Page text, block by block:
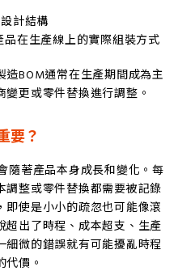
計結構
在生產線上的實際組裝方式
BOM通常在生產期間成為主
更或零件替換進行調整。
要？
隨著產品本身成長和變化。每
整或零件替換都需要被記錄
使是小小的疏忽也可能像滾
出了時程、成本超支、生產
微的錯誤就有可能擾亂時程
價。